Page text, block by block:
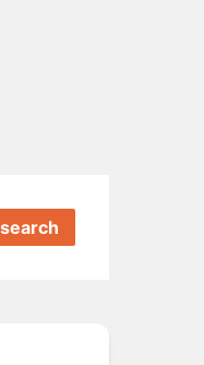
search